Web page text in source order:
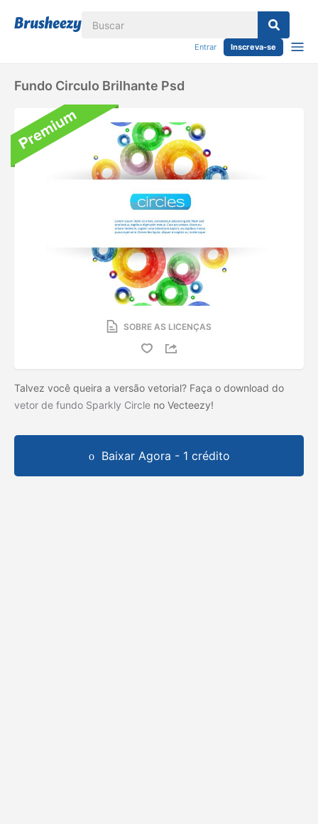
Entrar Inscreva-se
Fundo Circulo Brilhante Psd
SOBRE AS LICENÇAS
Talvez você queira a versão vetorial? Faça o download do
vetor de fundo Sparkly Circle no Vecteezy!
Baixar Agora - 1 crédito